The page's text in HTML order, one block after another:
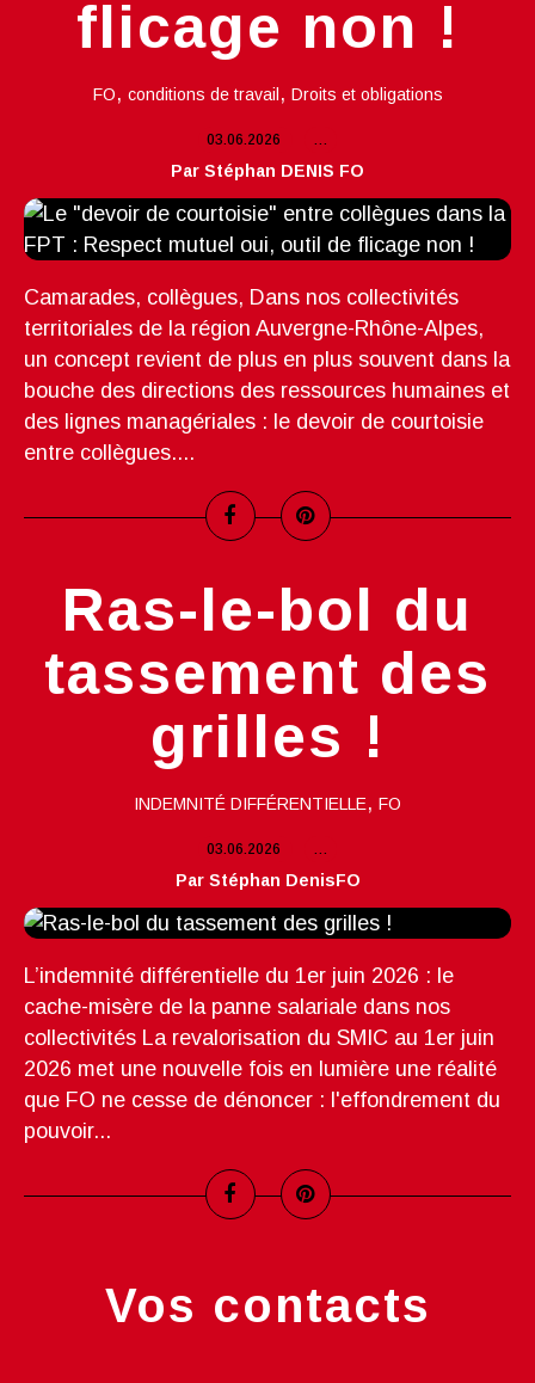
flicage non !
FO, conditions de travail , Droits et obligations
03.06.2026 …
Par Stéphan DENIS FO
Camarades, collègues, Dans nos collectivités
territoriales de la région Auvergne-Rhône-Alpes,
un concept revient de plus en plus souvent dans la
bouche des directions des ressources humaines et
des lignes managériales : le devoir de courtoisie
entre collègues....
Ras-le-bol du
tassement des
grilles !
INDEMNITÉ DIFFÉRENTIELLE, FO
03.06.2026 …
Par Stéphan DenisFO
L’indemnité différentielle du 1er juin 2026 : le
cache-misère de la panne salariale dans nos
collectivités La revalorisation du SMIC au 1er juin
2026 met une nouvelle fois en lumière une réalité
que FO ne cesse de dénoncer : l'effondrement du
pouvoir...
Vos contacts